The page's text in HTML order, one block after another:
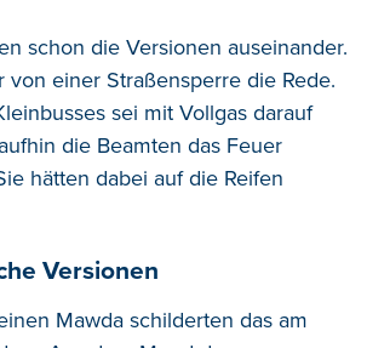
schon die Versionen auseinander.
von einer Straßensperre die Rede.
sei mit Vollgas darauf
die Beamten das Feuer
hätten dabei auf die Reifen
Versionen
Mawda schilderten das am